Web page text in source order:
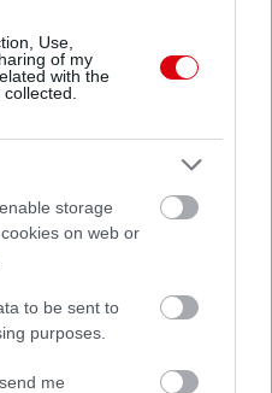
Use,
of my
with the
storage
on web or
to be sent to
purposes.
me